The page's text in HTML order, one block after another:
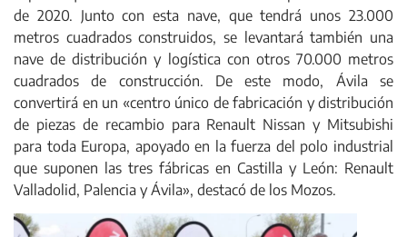
de 2020. Junto con esta nave, que tendrá unos 23.000
metros cuadrados construidos, se levantará también una
nave de distribución y logística con otros 70.000 metros
cuadrados de construcción. De este modo, Ávila se
convertirá en un «centro único de fabricación y distribución
de piezas de recambio para Renault Nissan y Mitsubishi
para toda Europa, apoyado en la fuerza del polo industrial
que suponen las tres fábricas en Castilla y León: Renault
Valladolid, Palencia y Ávila», destacó de los Mozos.